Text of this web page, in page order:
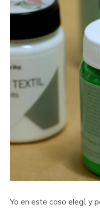
Yo en este caso elegí, y